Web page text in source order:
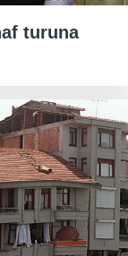
turuna